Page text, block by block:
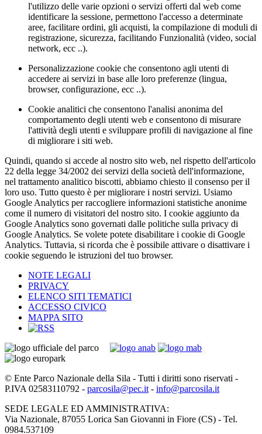
l'utilizzo delle varie opzioni o servizi offerti dal web come
identificare la sessione, permettono l'accesso a determinate
aree, facilitare ordini, gli acquisti, la compilazione di moduli di
registrazione, sicurezza, facilitando Funzionalità (video, social
network, ecc ..).
Personalizzazione cookie che consentono agli utenti di
accedere ai servizi in base alle loro preferenze (lingua,
browser, configurazione, ecc ..).
Cookie analitici che consentono l'analisi anonima del
comportamento degli utenti web e consentono di misurare
l'attività degli utenti e sviluppare profili di navigazione al fine
di migliorare i siti web.
Quindi, quando si accede al nostro sito web, nel rispetto dell'articolo
22 della legge 34/2002 dei servizi della società dell'informazione,
nel trattamento analitico biscotti, abbiamo chiesto il consenso per il
loro uso. Tutto questo è per migliorare i nostri servizi. Usiamo
Google Analytics per raccogliere informazioni statistiche anonime
come il numero di visitatori del nostro sito. I cookie aggiunto da
Google Analytics sono governati dalle politiche sulla privacy di
Google Analytics. Se volete potete disabilitare i cookie di Google
Analytics. Tuttavia, si ricorda che è possibile attivare o disattivare i
cookie seguendo le istruzioni del tuo browser.
NOTE LEGALI
PRIVACY
ELENCO SITI TEMATICI
ACCESSO CIVICO
MAPPA SITO
© Ente Parco Nazionale della Sila - Tutti i diritti sono riservati -
P.IVA 02583110792 - parcosila@pec.it - info@parcosila.it
SEDE LEGALE ED AMMINISTRATIVA:
Via Nazionale, 87055 Lorica San Giovanni in Fiore (CS) - Tel.
0984.537109